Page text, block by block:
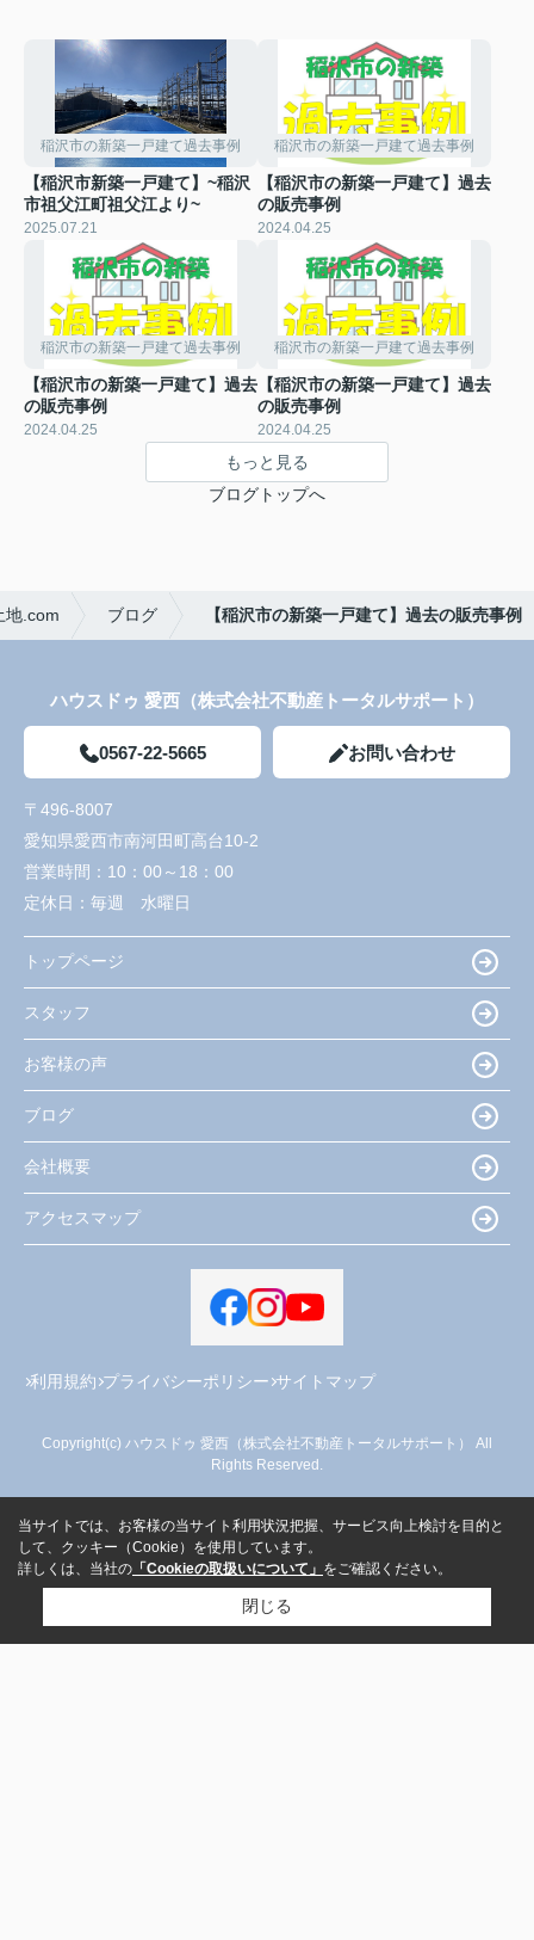
稲沢市の新築一戸建て過去事例
【稲沢市新築一戸建て】~稲沢
市祖父江町祖父江より~
2025.07.21
稲沢市の新築一戸建て過去事例
【稲沢市の新築一戸建て】過去
の販売事例
2024.04.25
稲沢市の新築一戸建て過去事例
【稲沢市の新築一戸建て】過去
の販売事例
2024.04.25
稲沢市の新築一戸建て過去事例
【稲沢市の新築一戸建て】過去
の販売事例
2024.04.25
もっと見る
ブログトップへ
地.com ブログ 【稲沢市の新築一戸建て】過去の販売事例
ハウスドゥ 愛西（株式会社不動産トータルサポート）
0567-22-5665 お問い合わせ
〒496-8007
愛知県愛西市南河田町高台10-2
営業時間： 10：00～18：00
定休日： 毎週 水曜日
トップページ
スタッフ
お客様の声
ブログ
会社概要
アクセスマップ
利用規約 プライバシーポリシー サイトマップ
Copyright(c) ハウスドゥ 愛西（株式会社不動産トータルサポート） All
Rights Reserved.
当サイトでは、お客様の当サイト利用状況把握、サービス向上検討を目的と
して、クッキー（Cookie）を使用しています。
詳しくは、当社の 「Cookieの取扱いについて」 をご確認ください。
閉じる